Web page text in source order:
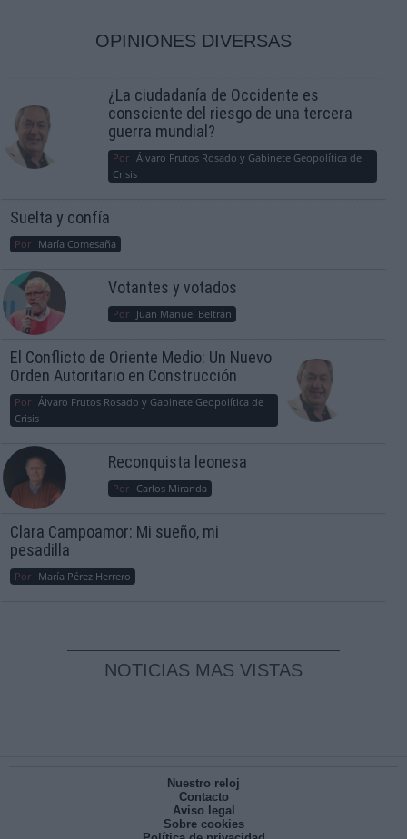
OPINIONES DIVERSAS
¿La ciudadanía de Occidente es
consciente del riesgo de una tercera
guerra mundial?
Por Álvaro Frutos Rosado y Gabinete Geopolítica de
Crisis
Suelta y confía
Por María Comesaña
Votantes y votados
Por Juan Manuel Beltrán
El Conflicto de Oriente Medio: Un Nuevo
Orden Autoritario en Construcción
Por Álvaro Frutos Rosado y Gabinete Geopolítica de
Crisis
Reconquista leonesa
Por Carlos Miranda
Clara Campoamor: Mi sueño, mi
pesadilla
Por María Pérez Herrero
NOTICIAS MAS VISTAS
Nuestro reloj
Contacto
Aviso legal
Sobre cookies